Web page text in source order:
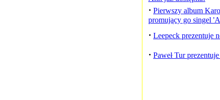
· Pierwszy album
promujący go singel
· Leepeck prezentuje
· Paweł Tur